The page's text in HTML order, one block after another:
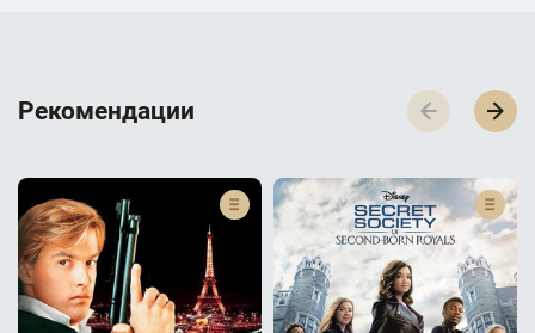
Р­­­е­­­к­­­о­­­м­­­е­­­н­­­д­­­а­­­ц­­­и­­­и